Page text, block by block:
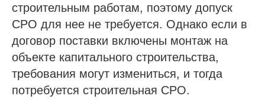
строительным работам, поэтому допуск
СРО для нее не требуется. Однако если в
договор поставки включены монтаж на
объекте капитального строительства,
требования могут измениться, и тогда
потребуется строительная СРО.
Лицензии
Лицензия на лом металлов
Лицензия Минкультуры